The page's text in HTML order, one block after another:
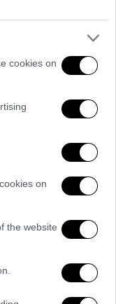
cookies on
on
the website